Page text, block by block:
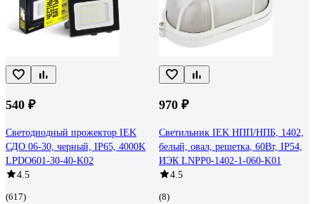
540 ₽
Светодиодный прожектор IEK
СДО 06-30, черный, IP65, 4000K
LPDO601-30-40-K02
4.5
(617)
970 ₽
Светильник IEK НПП/НПБ, 1402,
белый, овал, решетка, 60Вт, IP54,
ИЭК LNPP0-1402-1-060-K01
4.5
(8)